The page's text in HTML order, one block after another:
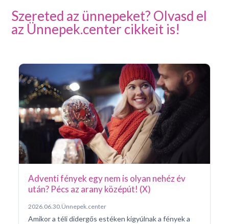
Szereted az ünnepeket? Olvasd el
az Ünnepek.center cikkeit is!
Adventi fények egy nem is olyan nehéz év
után? Pécs az arany középút! (X)
2026.06.30. Ünnepek.center
Amikor a téli didergős estéken kigyúlnak a fények a